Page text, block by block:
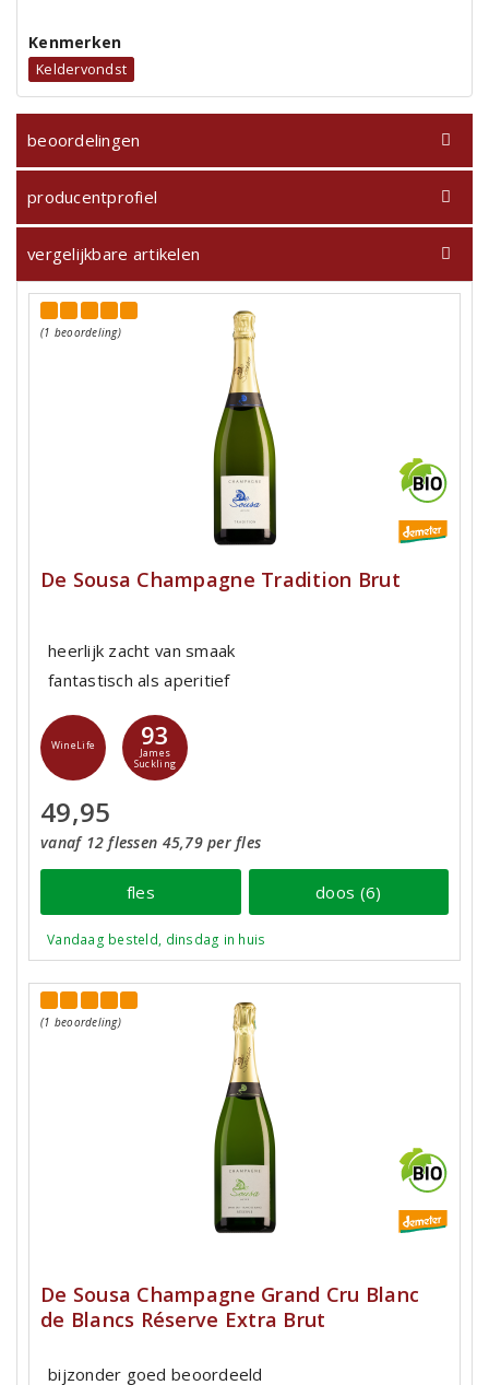
Kenmerken
Keldervondst
beoordelingen
producentprofiel
vergelijkbare artikelen
(1 beoordeling)
De Sousa Champagne Tradition Brut
heerlijk zacht van smaak
fantastisch als aperitief
WineLife 93
James
Suckling
49,95
vanaf 12 flessen 45,79 per fles
fles doos (6)
Vandaag besteld, dinsdag in huis
(1 beoordeling)
De Sousa Champagne Grand Cru Blanc
de Blancs Réserve Extra Brut
bijzonder goed beoordeeld